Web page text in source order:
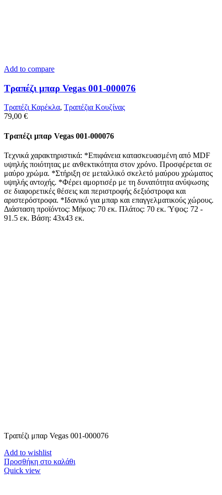
Add to compare
Τραπέζι μπαρ Vegas 001-000076
Τραπέζι Καρέκλα, Tραπέζια Κουζίνας
79,00 €
Τραπέζι μπαρ Vegas 001-000076
Τεχνικά χαρακτηριστικά: *Επιφάνεια κατασκευασμένη από MDF
υψηλής ποιότητας με ανθεκτικότητα στον χρόνο. Προσφέρεται σε
μαύρο χρώμα. *Στήριξη σε μεταλλικό σκελετό μαύρου χρώματος
υψηλής αντοχής. *Φέρει αμορτισέρ με τη δυνατότητα ανύψωσης
σε διαφορετικές θέσεις και περιστροφής δεξιόστροφα και
αριστερόστροφα. *Ιδανικό για μπαρ και επαγγελματικούς χώρους.
Διάσταση προϊόντος: Μήκος: 70 εκ. Πλάτος: 70 εκ. Ύψος: 72 -
91.5 εκ. Βάση: 43x43 εκ.
Τραπέζι μπαρ Vegas 001-000076
Add to wishlist
Προσθήκη στο καλάθι
Quick view